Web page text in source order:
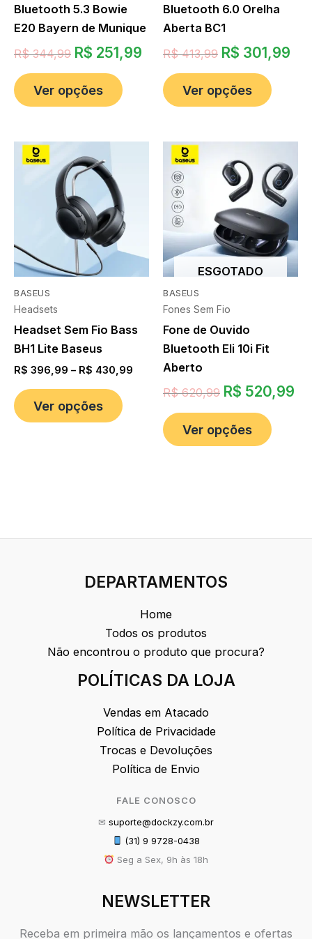
Bluetooth 5.3 Bowie
E20 Bayern de Munique
R$344,99 R$ 251,99
Ver opções
Bluetooth 6.0 Orelha
Aberta BC1
R$413,99 R$ 301,99
Ver opções
BASEUS
Headsets
Headset Sem Fio Bass
BH1 Lite Baseus
R$ 396,99 – R$ 430,99
Ver opções
BASEUS
ESGOTADO
Fones Sem Fio
Fone de Ouvido
Bluetooth Eli 10i Fit
Aberto
R$620,99 R$ 520,99
Ver opções
DEPARTAMENTOS
Home
Todos os produtos
Não encontrou o produto que procura?
POLÍTICAS DA LOJA
Vendas em Atacado
Política de Privacidade
Trocas e Devoluções
Política de Envio
FALE CONOSCO
✉ suporte@dockzy.com.br
(31) 9 9728-0438
Seg a Sex, 9h às 18h
NEWSLETTER
Receba em primeira mão os lançamentos e ofertas